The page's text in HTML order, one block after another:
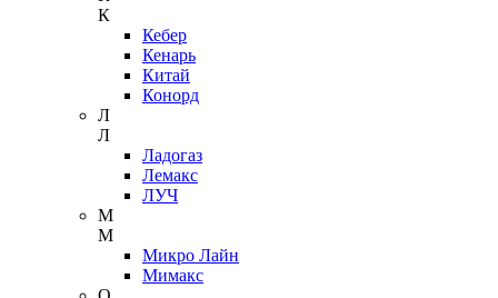
К
Кебер
Кенарь
Китай
Конорд
Л
Л
Ладогаз
Лемакс
ЛУЧ
М
М
Микро Лайн
Мимакс